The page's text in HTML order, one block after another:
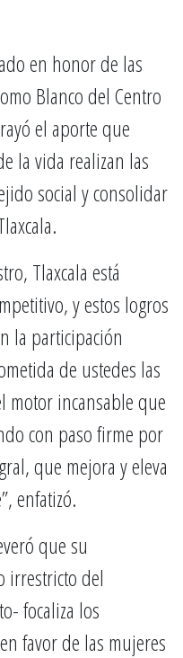
en honor de las
Blanco del Centro
el aporte que
la vida realizan las
social y consolidar
Tlaxcala está
y estos logros
la participación
de ustedes las
motor incansable que
con paso firme por
que mejora y eleva
enfatizó.
que su
irrestricto del
focaliza los
favor de las mujeres